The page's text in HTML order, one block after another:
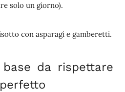
solo un giorno).
con asparagi e gamberetti.
da rispettare